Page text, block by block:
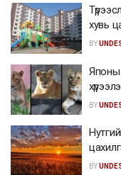
хувь
BY
Японы
BY
BY